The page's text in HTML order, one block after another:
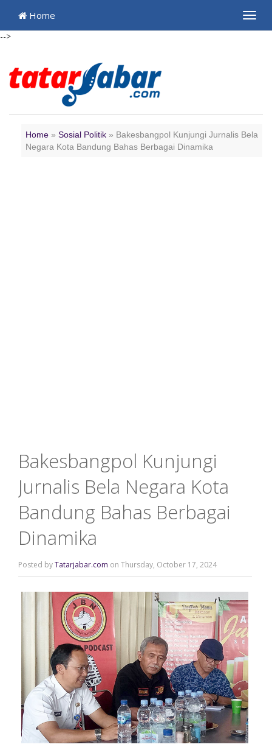
-->
Home
Home » Sosial Politik » Bakesbangpol Kunjungi Jurnalis Bela
Negara Kota Bandung Bahas Berbagai Dinamika
Bakesbangpol Kunjungi
Jurnalis Bela Negara Kota
Bandung Bahas Berbagai
Dinamika
Posted byTatarjabar.com on Thursday, October 17, 2024